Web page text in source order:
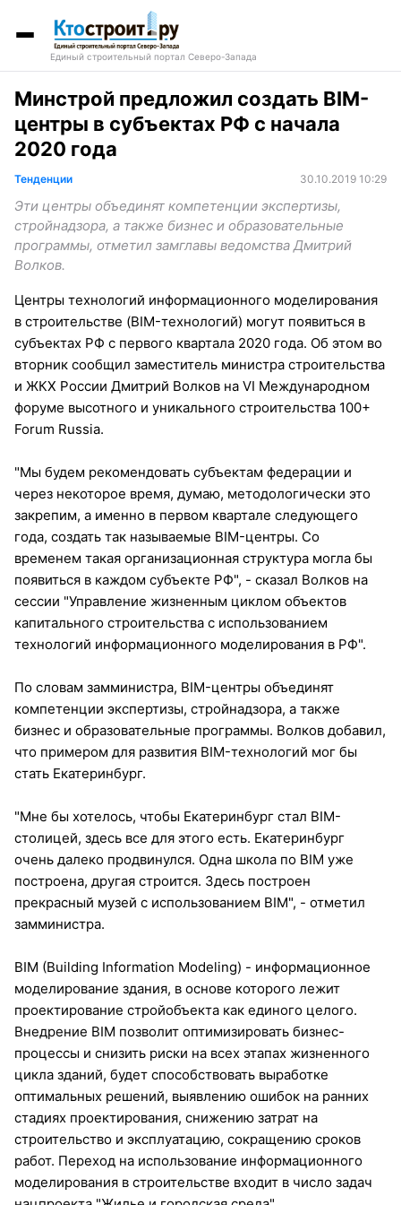
Единый строительный портал Северо-Запада
Минстрой предложил создать BIM-
центры в субъектах РФ с начала
2020 года
Тенденции 30.10.2019 10:29
Эти центры объединят компетенции экспертизы,
стройнадзора, а также бизнес и образовательные
программы, отметил замглавы ведомства Дмитрий
Волков.
Центры технологий информационного моделирования
в строительстве (BIM-технологий) могут появиться в
субъектах РФ с первого квартала 2020 года. Об этом во
вторник сообщил заместитель министра строительства
и ЖКХ России Дмитрий Волков на VI Международном
форуме высотного и уникального строительства 100+
Forum Russia.
"Мы будем рекомендовать субъектам федерации и
через некоторое время, думаю, методологически это
закрепим, а именно в первом квартале следующего
года, создать так называемые BIM-центры. Со
временем такая организационная структура могла бы
появиться в каждом субъекте РФ", - сказал Волков на
сессии "Управление жизненным циклом объектов
капитального строительства с использованием
технологий информационного моделирования в РФ".
По словам замминистра, BIM-центры объединят
компетенции экспертизы, стройнадзора, а также
бизнес и образовательные программы. Волков добавил,
что примером для развития BIM-технологий мог бы
стать Екатеринбург.
"Мне бы хотелось, чтобы Екатеринбург стал BIM-
столицей, здесь все для этого есть. Екатеринбург
очень далеко продвинулся. Одна школа по BIM уже
построена, другая строится. Здесь построен
прекрасный музей с использованием BIM", - отметил
замминистра.
BIM (Building Information Modeling) - информационное
моделирование здания, в основе которого лежит
проектирование стройобъекта как единого целого.
Внедрение BIM позволит оптимизировать бизнес-
процессы и снизить риски на всех этапах жизненного
цикла зданий, будет способствовать выработке
оптимальных решений, выявлению ошибок на ранних
стадиях проектирования, снижению затрат на
строительство и эксплуатацию, сокращению сроков
работ. Переход на использование информационного
моделирования в строительстве входит в число задач